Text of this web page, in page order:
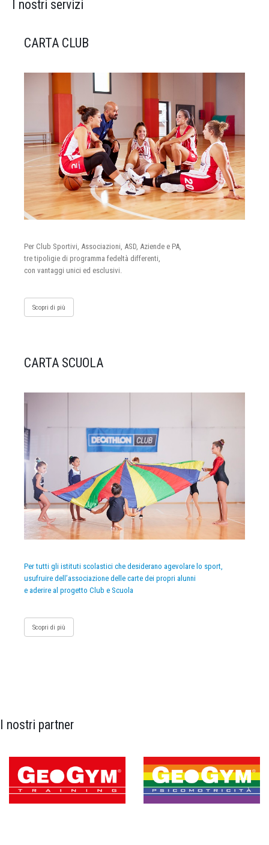
I nostri servizi
CARTA CLUB
Per Club Sportivi, Associazioni, ASD, Aziende e PA,
tre tipoligie di programma fedeltà differenti,
con vantaggi unici ed esclusivi.
Scopri di più
CARTA SCUOLA
Per tutti gli istituti scolastici che desiderano agevolare lo sport,
usufruire dell’associazione delle carte dei propri alunni
e aderire al progetto Club e Scuola
Scopri di più
I nostri partner